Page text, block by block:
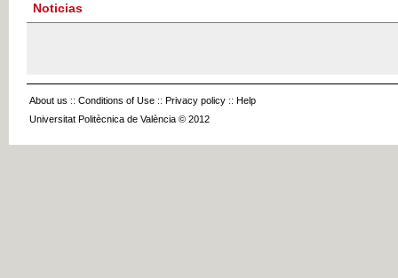
Noticias
About us :: Conditions of Use :: Privacy policy :: Help
Universitat Politècnica de València © 2012